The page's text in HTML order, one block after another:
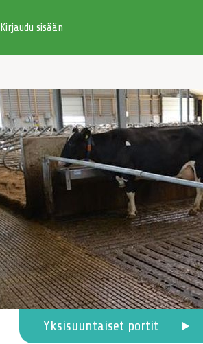
Kirjaudu sisään
Yksisuuntaiset portit